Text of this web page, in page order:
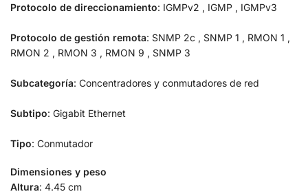
Protocolo de direccionamiento: IGMPv2 , IGMP , IGMPv3
Protocolo de gestión remota: SNMP 2c , SNMP 1 , RMON 1 ,
RMON 2 , RMON 3 , RMON 9 , SNMP 3
Subcategoría: Concentradores y conmutadores de red
Subtipo: Gigabit Ethernet
Tipo: Conmutador
Dimensiones y peso
Altura: 4.45 cm